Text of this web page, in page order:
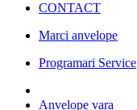
CONTACT
Marci anvelope
Programari Service
Anvelope vara